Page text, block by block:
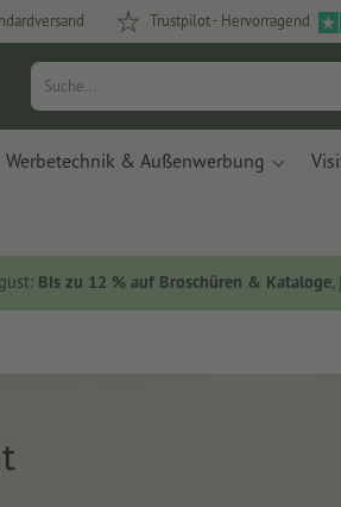
Trustpilot - Hervorragend
Werbetechnik & Außenwerbung
Bis zu 12 % auf Broschüren & Kataloge,